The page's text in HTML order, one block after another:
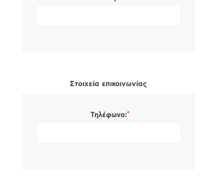
Στοιχεία επικοινωνίας
Τηλέφωνο:*